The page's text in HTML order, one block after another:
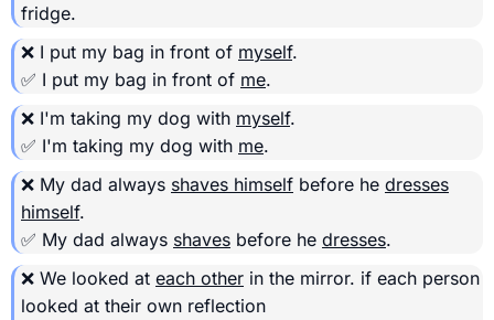
fridge.
❌ I put my bag in front of myself.
✅ I put my bag in front of me.
❌ I'm taking my dog with myself.
✅ I'm taking my dog with me.
❌ My dad always shaves himself before he dresses
himself.
✅ My dad always shaves before he dresses.
❌ We looked at each other in the mirror. if each person
looked at their own reflection